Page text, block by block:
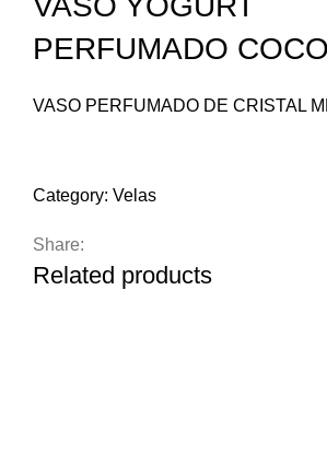
PERFUMADO COCO
VASO PERFUMADO DE CRISTAL
Category: Velas
Share:
Related products